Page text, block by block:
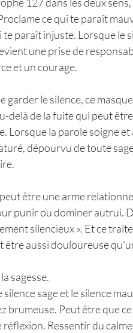
ce qui te paraît
paraît injuste. Lorsque le
une prise de
et un courage.
garder le silence, ce
delà de la fuite qui peut
Lorsque la parole soigne
dépourvu de toute
être une arme
punir ou dominer autrui.
silencieux ». Et ce
aussi douloureuse
sagesse.
sage et le silence
brumeuse. Peut être que
Ressentir du